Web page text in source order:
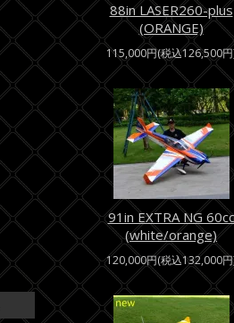
88in LASER260-plus
(ORANGE)
115,000円(税込126,500
91in EXTRA NG 60cc
(white/orange)
120,000円(税込132,000